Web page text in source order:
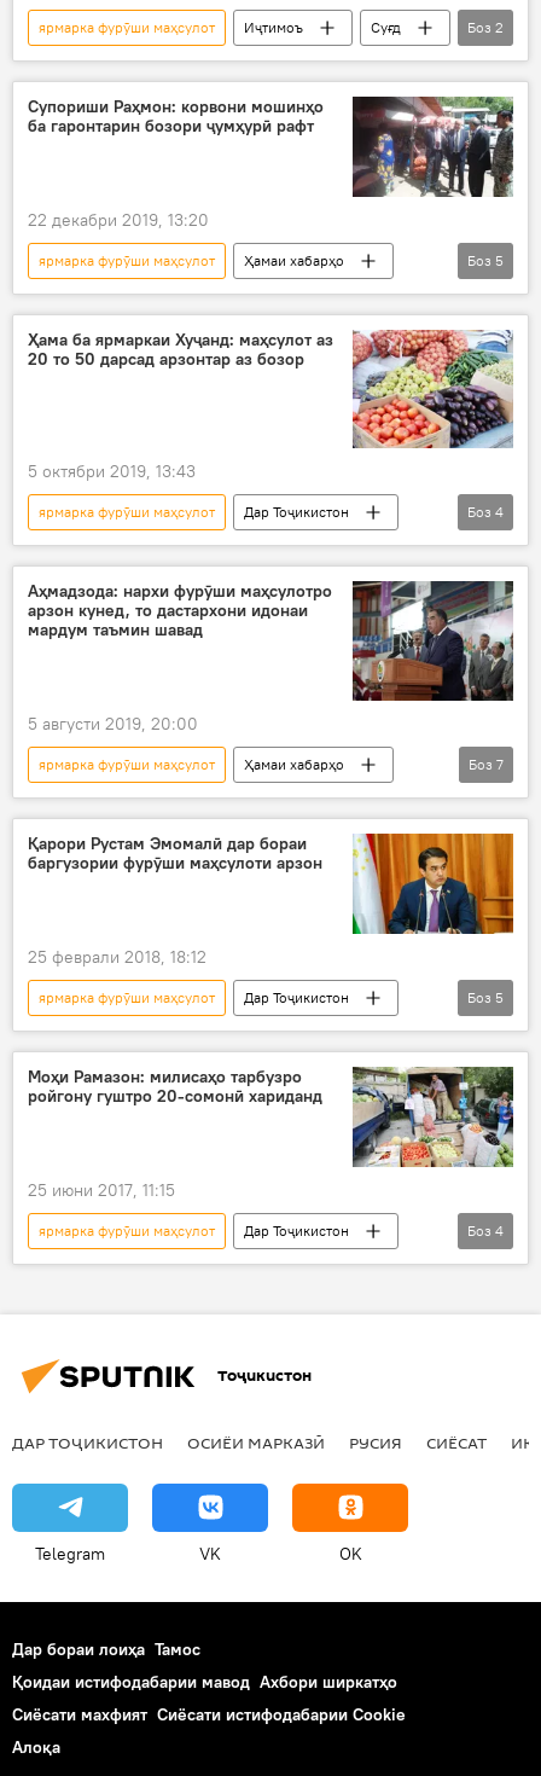
ярмарка фурӯши маҳсулот Иҷтимоъ
Суғд
арзон
Иди Қурбон
Боз 2
Супориши Раҳмон: корвони мошинҳо
ба гаронтарин бозори ҷумҳурӣ рафт
22 декабри 2019, 13:20
ярмарка фурӯши маҳсулот
Ҳамаи хабарҳо
Иқтисод
ВМКБ
Хатлон
маҳсулот
Дар Тоҷикистон
Боз 5
Ҳама ба ярмаркаи Хуҷанд: маҳсулот аз
20 то 50 дарсад арзонтар аз бозор
5 октябри 2019, 13:43
ярмарка фурӯши маҳсулот
Дар Тоҷикистон
Ҳамаи хабарҳо
ярмарка
Суғд
Хуҷанд
Боз 4
Аҳмадзода: нархи фурӯши маҳсулотро
арзон кунед, то дастархони идонаи
мардум таъмин шавад
5 августи 2019, 20:00
ярмарка фурӯши маҳсулот
Ҳамаи хабарҳо
Дар Тоҷикистон
ярмарка-намоиш
ярмарка
намоишгоҳ-ярмарка
дастархони идона
фурӯш Суғд
Боз 7
Қарори Рустам Эмомалӣ дар бораи
баргузории фурӯши маҳсулоти арзон
25 феврали 2018, 18:12
ярмарка фурӯши маҳсулот
Дар Тоҷикистон
Иҷтимоъ
Ҳамаи хабарҳо
Душанбе
Рустам Эмомалӣ
қарор
Боз 5
Моҳи Рамазон: милисаҳо тарбузро
ройгону гуштро 20-сомонӣ хариданд
25 июни 2017, 11:15
ярмарка фурӯши маҳсулот
Дар Тоҷикистон
Иҷтимоъ
Ҳамаи хабарҳо
Боз 4
Тоҷикистон
ДАР ТОҶИКИСТОН ОСИЁИ МАРКАЗӢ РУСИЯ СИЁСАТ
Telegram VK OK
Дар бораи лоиҳа Тамос
Қоидаи истифодабарии мавод Ахбори ширкатҳо
Сиёсати махфият Сиёсати истифодабарии Cookie
Алоқа